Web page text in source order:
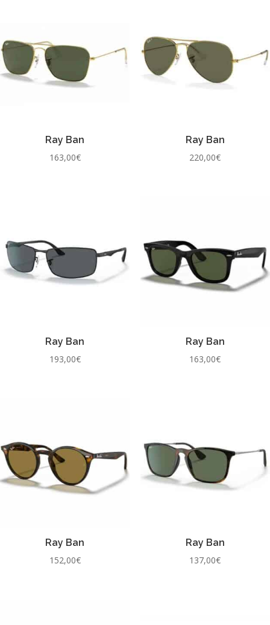
Ray Ban
163,00€
Ray Ban
220,00€
Ray Ban
193,00€
Ray Ban
163,00€
Ray Ban
152,00€
Ray Ban
137,00€